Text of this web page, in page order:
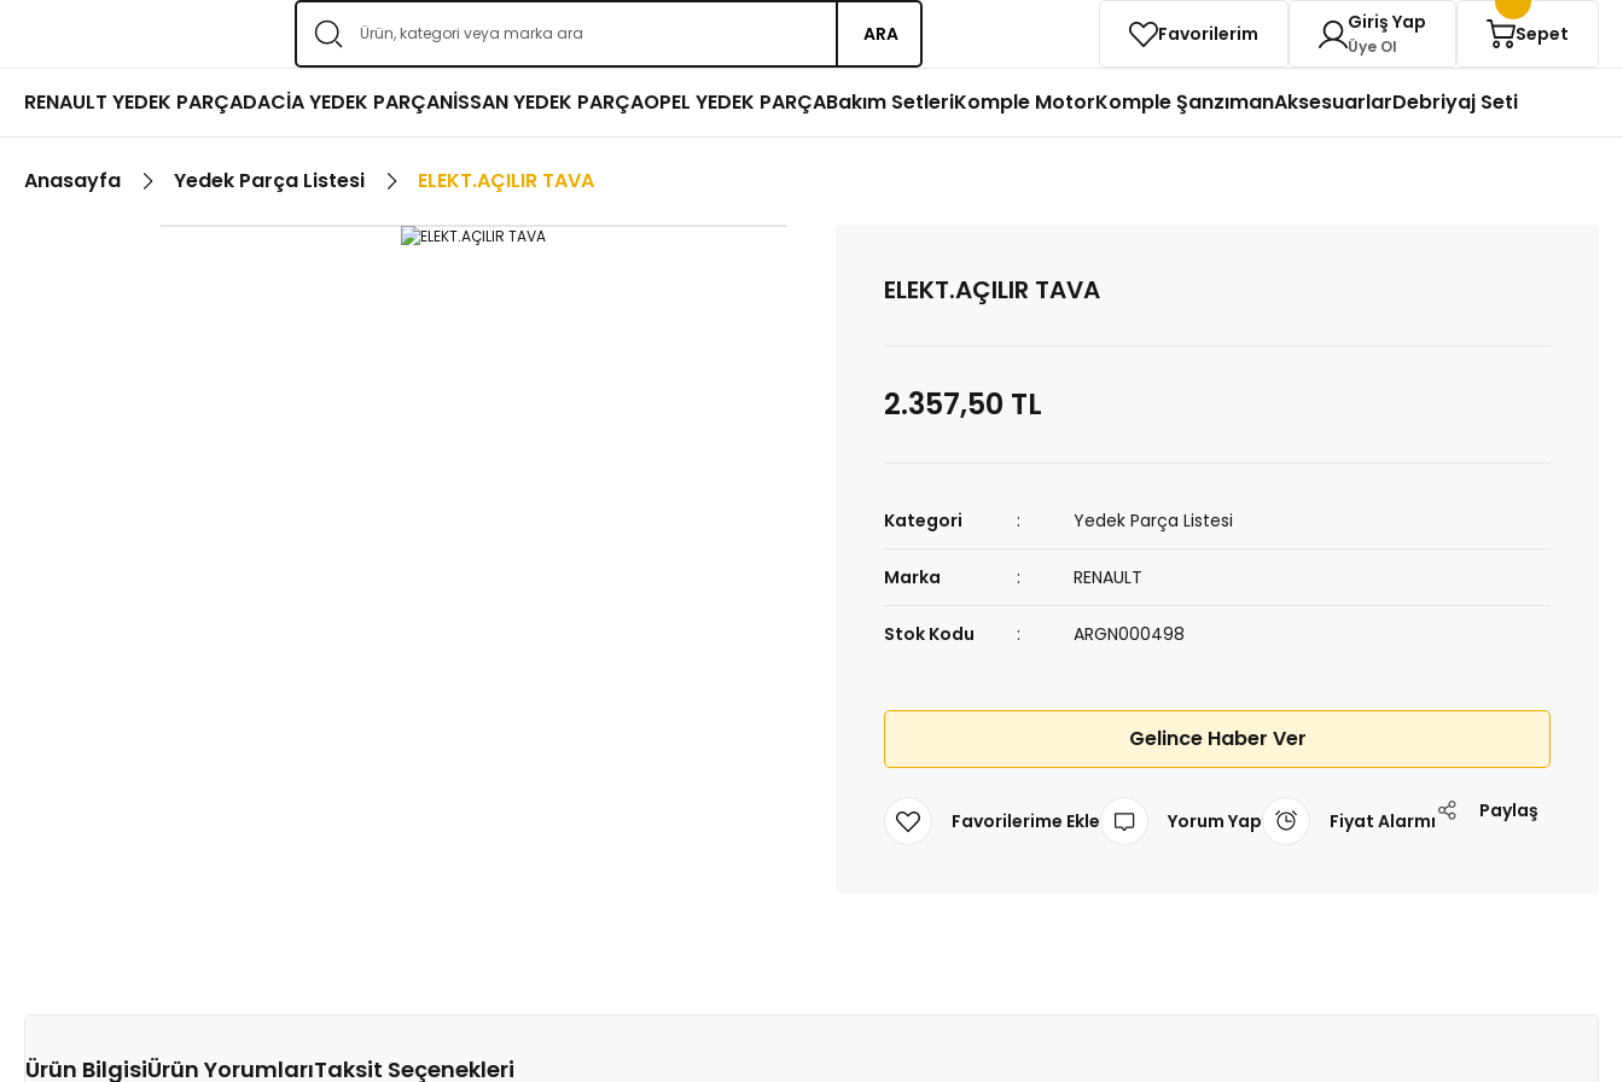
ARA Favorilerim Giriş Yap
Üye Ol
Sepet
RENAULT YEDEK PARÇADACİA YEDEK PARÇANİSSAN YEDEK PARÇAOPEL YEDEK PARÇABakım SetleriKomple MotorKomple ŞanzımanAksesuarlarDebriyaj Seti
Anasayfa Yedek Parça Listesi ELEKT.AÇILIR TAVA
ELEKT.AÇILIR TAVA
2.357,50 TL
Kategori Yedek Parça Listesi
Marka RENAULT
Stok Kodu ARGN000498
Gelince Haber Ver
Yorum Yap Fiyat Alarmı Paylaş
Ürün BilgisiÜrün YorumlarıTaksit Seçenekleri